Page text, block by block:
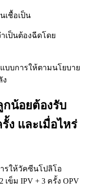
เชื้อเป็น
เป็นต้องฉีดโดย
บบการให้ตามนโยบาย
ง
กน้อยต้องรับ
ง และเมื่อไหร่
รให้วัคซีนโปลิโอ
ข็ม IPV + 3 ครั้ง OPV